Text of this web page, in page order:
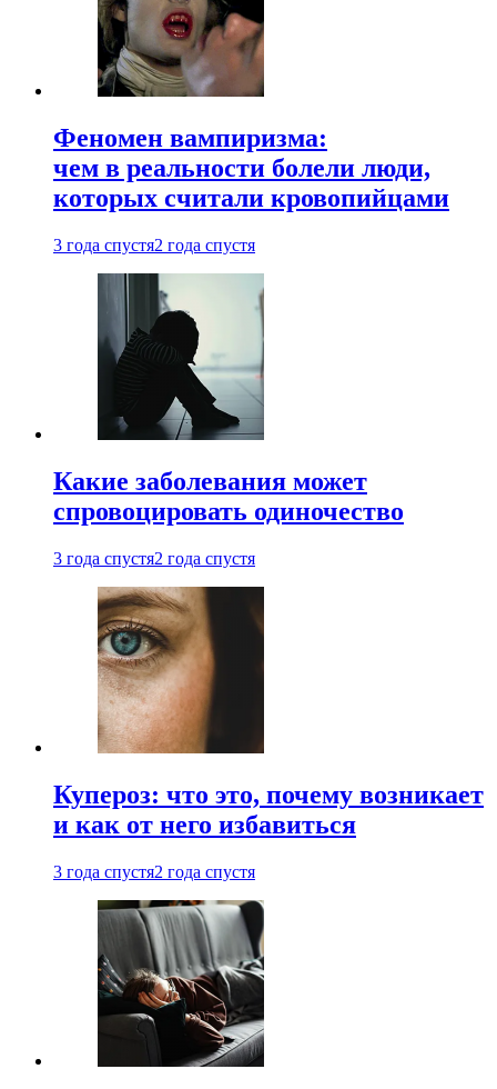
Феномен вампиризма:
чем в реальности болели люди,
которых считали кровопийцами
3 года спустя2 года спустя
Какие заболевания может
спровоцировать одиночество
3 года спустя2 года спустя
Купероз: что это, почему возникает
и как от него избавиться
3 года спустя2 года спустя